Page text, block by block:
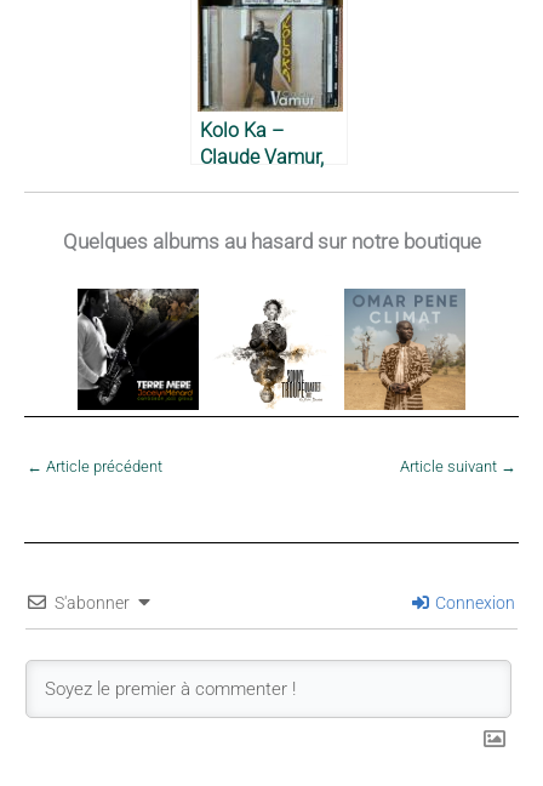
Kolo Ka –
Claude Vamur,
Quelques albums au hasard sur notre boutique
← Article précédent Article suivant →
S'abonner Connexion